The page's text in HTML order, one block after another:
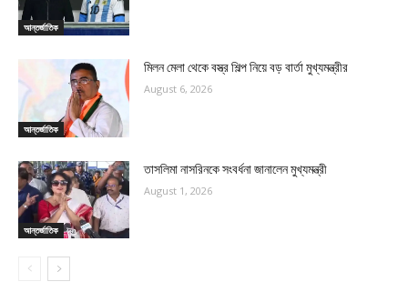
আন্তর্জাতিক
আন্তর্জাতিক
মিলন মেলা থেকে বস্ত্র শিল্প নিয়ে বড় বার্তা মুখ্যমন্ত্রীর
August 6, 2026
আন্তর্জাতিক
তাসলিমা নাসরিনকে সংবর্ধনা জানালেন মুখ্যমন্ত্রী
August 1, 2026